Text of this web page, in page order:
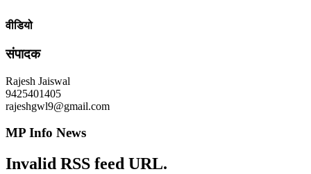
वीडियो
संपादक
Rajesh Jaiswal
9425401405
rajeshgwl9@gmail.com
MP Info News
Invalid RSS feed URL.